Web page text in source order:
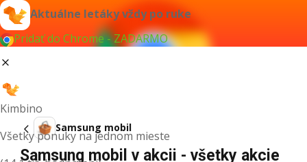
Aktuálne letáky vždy po ruke
Pridať do Chrome - ZADARMO
Kimbino
Všetky ponuky na jednom mieste
Samsung mobil
Samsung mobil v akcii - všetky akcie